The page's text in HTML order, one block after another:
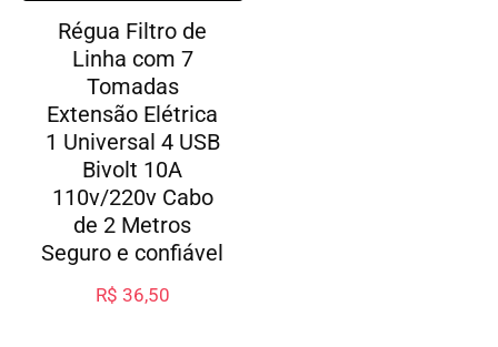
Régua Filtro de
Linha com 7
Tomadas
Extensão Elétrica
1 Universal 4 USB
Bivolt 10A
110v/220v Cabo
de 2 Metros
Seguro e confiável
R$ 36,50